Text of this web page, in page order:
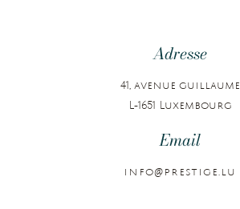
Adresse
41, avenue guillaume
L-1651 Luxembourg
Email
info@prestige.lu